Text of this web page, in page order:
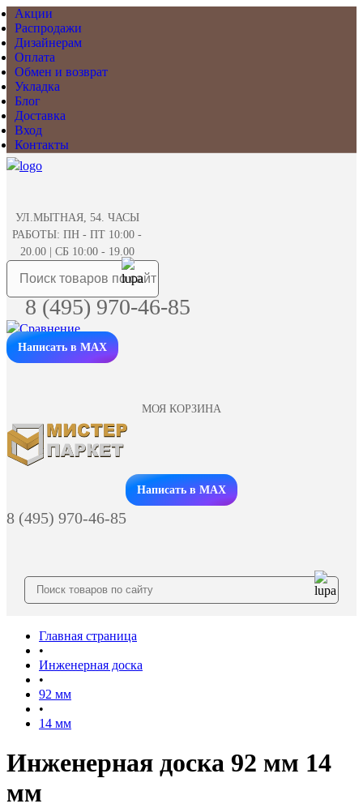
Акции
Распродажи
Дизайнерам
Оплата
Обмен и возврат
Укладка
Блог
Доставка
Вход
Контакты
УЛ.МЫТНАЯ, 54. ЧАСЫ
РАБОТЫ: ПН - ПТ 10:00 -
20.00 | СБ 10:00 - 19.00
8 (495) 970-46-85
Написать в MAX
МОЯ КОРЗИНА
Заказать звонок
Написать в MAX
8 (495) 970-46-85
Главная страница
•
Инженерная доска
•
92 мм
•
14 мм
Инженерная доска 92 мм 14
мм